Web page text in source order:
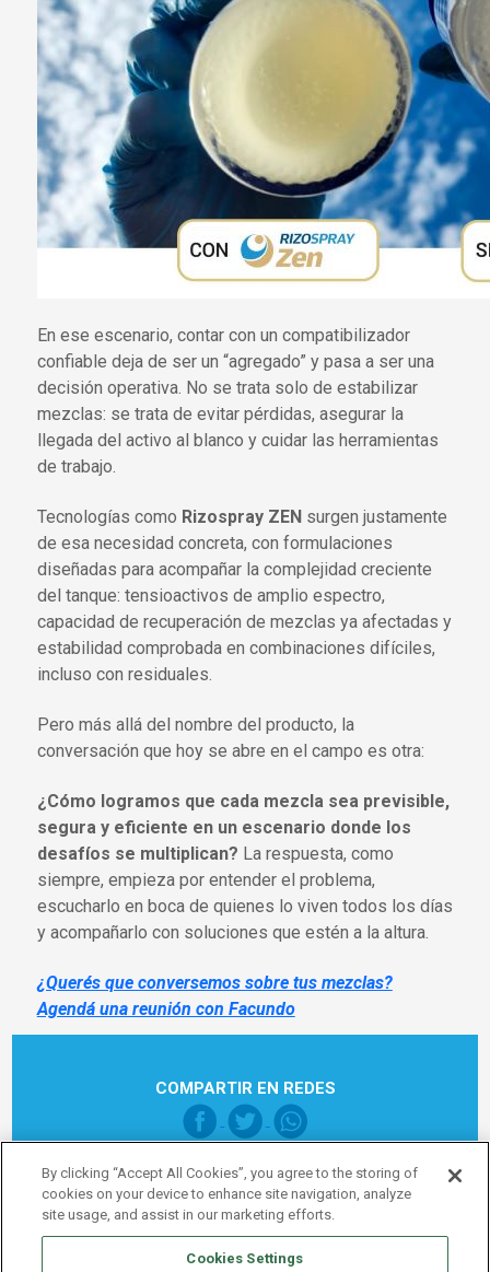
En ese escenario, contar con un compatibilizador
confiable deja de ser un “agregado” y pasa a ser una
decisión operativa. No se trata solo de estabilizar
mezclas: se trata de evitar pérdidas, asegurar la
llegada del activo al blanco y cuidar las herramientas
de trabajo.
Tecnologías como Rizospray ZENsurgen justamente
de esa necesidad concreta, con formulaciones
diseñadas para acompañar la complejidad creciente
del tanque: tensioactivos de amplio espectro,
capacidad de recuperación de mezclas ya afectadas y
estabilidad comprobada en combinaciones difíciles,
incluso con residuales.
Pero más allá del nombre del producto, la
conversación que hoy se abre en el campo es otra:
¿Cómo logramos que cada mezcla sea previsible,
segura y eficiente en un escenario donde los
desafíos se multiplican? La respuesta, como
siempre, empieza por entender el problema,
escucharlo en boca de quienes lo viven todos los días
y acompañarlo con soluciones que estén a la altura.
¿Querés que conversemos sobre tus mezclas?
Agendá una reunión con Facundo
COMPARTIR EN REDES
By clicking “Accept All Cookies”, you agree to the storing of
cookies on your device to enhance site navigation, analyze
site usage, and assist in our marketing efforts.
Cookies Settings